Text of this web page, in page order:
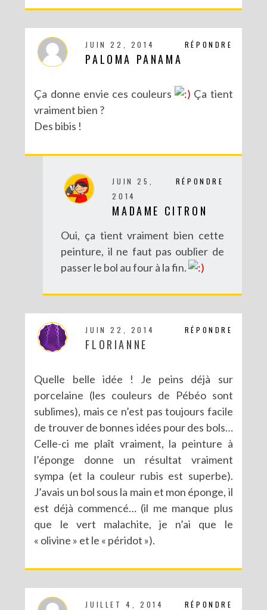
RÉPONDRE
JUIN 22, 2014
PALOMA PANAMA
Ça donne envie ces couleurs
Ça tient
vraiment bien ?
Des bibis !
RÉPONDRE
JUIN 25,
2014
MADAME CITRON
Oui, ça tient vraiment bien cette
peinture, il ne faut pas oublier de
passer le bol au four à la fin.
RÉPONDRE
JUIN 22, 2014
FLORIANNE
Quelle belle idée ! Je peins déjà sur
porcelaine (les couleurs de Pébéo sont
sublimes), mais ce n’est pas toujours facile
de trouver de bonnes idées pour des bols…
Celle-ci me plaît vraiment, la peinture à
l’éponge donne un résultat vraiment
sympa (et la couleur rubis est superbe).
J’avais un bol sous la main et mon éponge, il
est déjà commencé… (il me manque plus
que le vert malachite, je n’ai que le
« olivine » et le « péridot »).
RÉPONDRE
JUILLET 4, 2014